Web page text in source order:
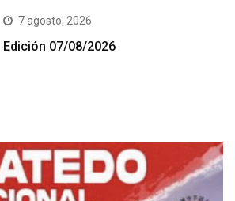
7 agosto, 2026
Edición 07/08/2026